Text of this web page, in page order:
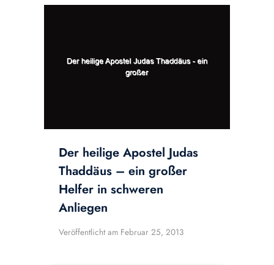
Der heilige Apostel Judas
Thaddäus – ein großer
Helfer in schweren
Anliegen
Veröffentlicht am Februar 25, 2013